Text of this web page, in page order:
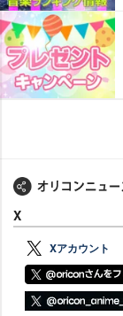
X
Xアカウント